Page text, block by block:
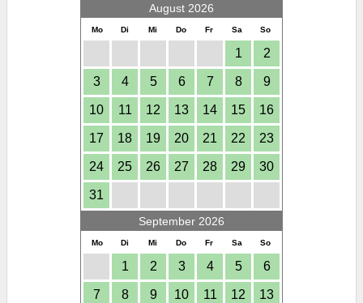
August 2026
Mo Di Mi Do Fr Sa So
1 2
3 4 5 6 7 8 9
10 11 12 13 14 15 16
17 18 19 20 21 22 23
24 25 26 27 28 29 30
31
September 2026
Mo Di Mi Do Fr Sa So
1 2 3 4 5 6
7 8 9 10 11 12 13